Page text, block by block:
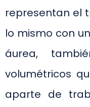
representan el
lo mismo con
áurea,
volumétricos
aparte de